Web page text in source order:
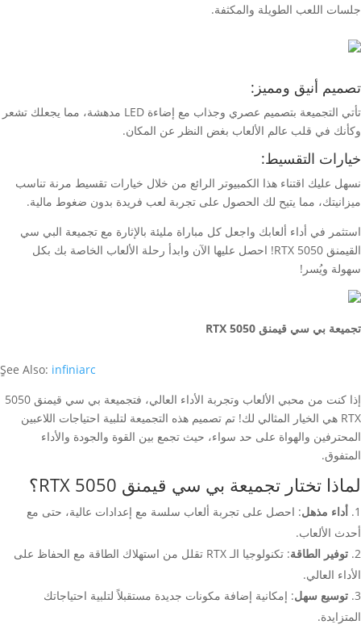
جلسات اللعب الطويلة والمكثفة.
تصميم أنيق ومميز:
تأتي التجميعة بتصميم عصري وجذاب مع إضاءة LED مدهشة، مما يجعلك تشعر
وكأنك في قلب عالم الألعاب بغض النظر عن المكان.
خيارات التقسيط:
نسهل عليك اقتناء هذا الكمبيوتر الرائع من خلال خيارات تقسيط مرنة تناسب
ميزانيتك، مما يتيح لك الحصول على تجربة لعب فريدة بدون ضغوط مالية.
استثمر في أداء ألعابك واجعل كل مباراة مليئة بالإثارة مع تجميعة البي سي
القيمنق RTX 5050! احصل عليها الآن وابدأ رحلة الألعاب الخاصة بك بكل
سهولة ويُسر!
تجميعة بي سي قيمنق 5050 RTX
ٍSee Also: infiniarc
إذا كنت من محبي الألعاب وتجربة الأداء العالي، فتجميعة بي سي قيمنق 5050
RTX هي الخيار المثالي لك! تم تصميم هذه التجميعة لتلبية احتياجات اللاعبين
المحترفين والهواة على حد سواء، حيث تجمع بين القوة والجودة والأداء
المتفوق.
لماذا تختار تجميعة بي سي قيمنق 5050 RTX؟
أداء مذهل: احصل على تجربة ألعاب سلسة مع إعدادات عالية، حتى مع
أحدث الألعاب.
توفير الطاقة
: تكنولوجيا الـ RTX تقلل من استهلاك الطاقة مع الحفاظ على
الأداء العالي.
توسيع سهل: إمكانية إضافة مكونات جديدة مستقبلاً لتلبية احتياجاتك
المتزايدة.